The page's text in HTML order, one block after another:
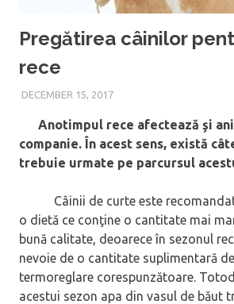
Pregătirea câinilor
rece
DECEMBER 15, 2017
Anotimpul rece afectează şi
companie. În acest sens, există
trebuie urmate pe parcursul
Câinii de curte este recomandat
o dietă ce conţine o cantitate mai
bună calitate, deoarece în sezonul
nevoie de o cantitate suplimentară
termoreglare corespunzătoare.
acestui sezon apa din vasul de băut